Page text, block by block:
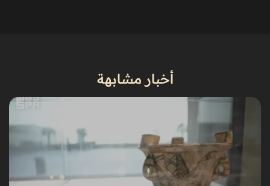
أخبار مشابهة